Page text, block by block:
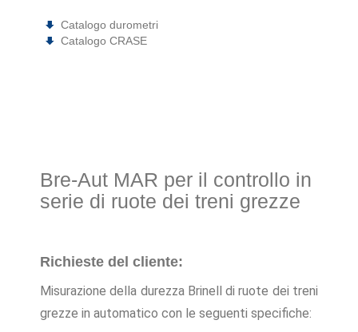
Catalogo durometri
Catalogo CRASE
Bre-Aut MAR per il controllo in
serie di ruote dei treni grezze
Richieste del cliente:
Misurazione della durezza Brinell di ruote dei treni
grezze in automatico con le seguenti specifiche: